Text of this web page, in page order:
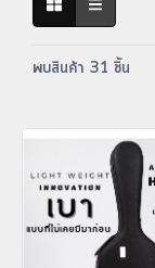
พบสินค้า 31 ชิ้น